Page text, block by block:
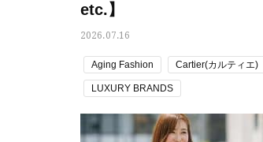
etc.】
2026.07.16
Aging Fashion Cartier(カルティエ)
LUXURY BRANDS
VALENTINO(ヴァレンティノ)
ジュエリー使い